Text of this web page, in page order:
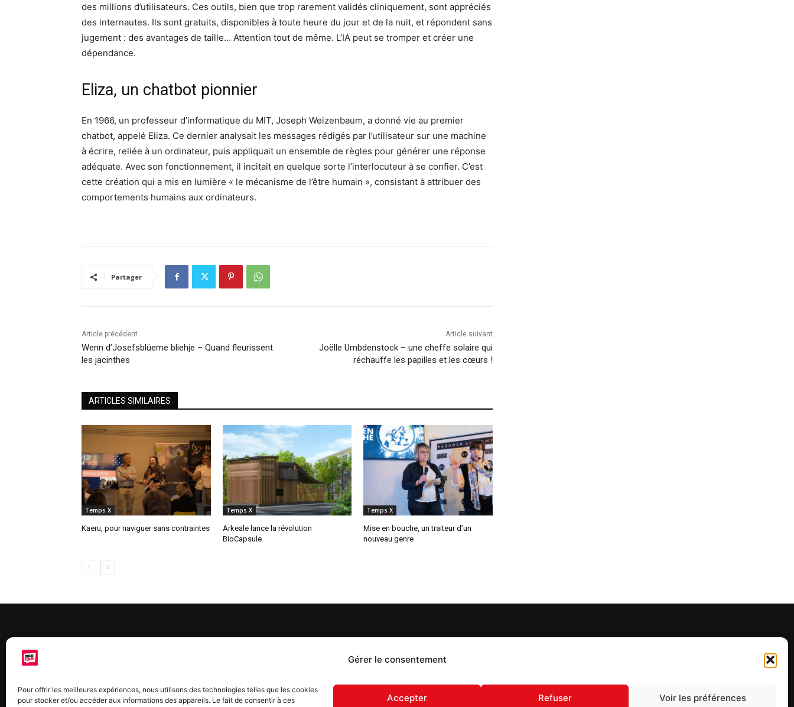
Gérer le consentement
Pour offrir les meilleures expériences, nous utilisons des technologies telles que les cookies
pour stocker et/ou accéder aux informations des appareils. Le fait de consentir à ces
Accepter Refuser Voir les préférences
des millions d’utilisateurs. Ces outils, bien que trop rarement validés cliniquement, sont appréciés
des internautes. Ils sont gratuits, disponibles à toute heure du jour et de la nuit, et répondent sans
jugement : des avantages de taille… Attention tout de même. L’IA peut se tromper et créer une
dépendance.
Eliza, un chatbot pionnier
En 1966, un professeur d’informatique du MIT, Joseph Weizenbaum, a donné vie au premier
chatbot, appelé Eliza. Ce dernier analysait les messages rédigés par l’utilisateur sur une machine
à écrire, reliée à un ordinateur, puis appliquait un ensemble de règles pour générer une réponse
adéquate. Avec son fonctionnement, il incitait en quelque sorte l’interlocuteur à se confier. C’est
cette création qui a mis en lumière « le mécanisme de l’être humain », consistant à attribuer des
comportements humains aux ordinateurs.
Partager
Article précédent
Wenn d’Josefsblüeme bliehje – Quand fleurissent
les jacinthes
Article suivant
Joëlle Umbdenstock – une cheffe solaire qui
réchauffe les papilles et les cœurs !
ARTICLES SIMILAIRES
Temps X
Kaeru, pour naviguer sans contraintes
Temps X
Arkeale lance la révolution
BioCapsule
Temps X
Mise en bouche, un traiteur d’un
nouveau genre
chaque semaine sur trois éditions : en Alsace du Nord depuis
2015, dans les secteurs d’Obernai-Molsheim-Erstein depuis